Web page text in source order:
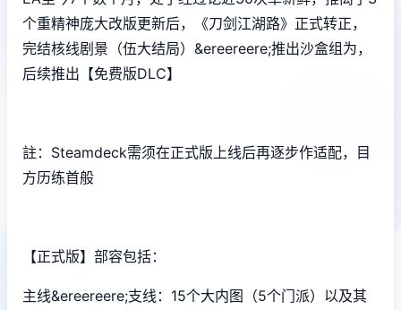
个重精神庞大改版更新后，《刀剑江湖路》正式转正，
完结核线剧景（伍大结局）&ereereere;推出沙盒组为，
后续推出【免费版DLC】
註：Steamdeck需须在正式版上线后再逐步作适配，目
方历练首般
【正式版】部容包括：
主线&ereereere;支线：15个大内图（5个门派）以及其